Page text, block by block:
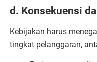
d. Konsekuensi
Kebijakan harus
tingkat pelanggaran,